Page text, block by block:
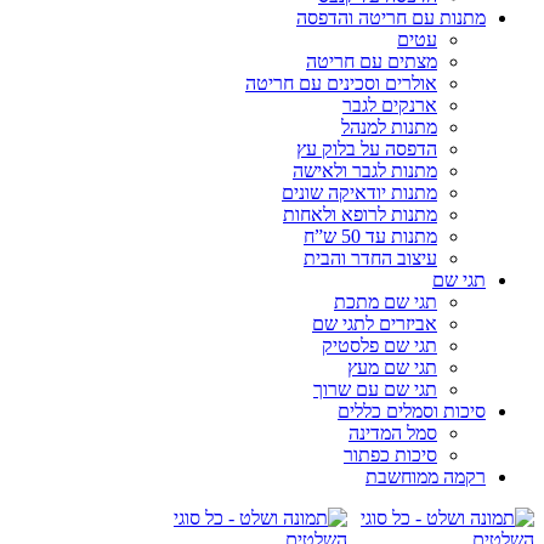
מתנות עם חריטה והדפסה
עטים
מצתים עם חריטה
אולרים וסכינים עם חריטה
ארנקים לגבר
מתנות למנהל
הדפסה על בלוק עץ
מתנות לגבר ולאישה
מתנות יודאיקה שונים
מתנות לרופא ולאחות
מתנות עד 50 ש”ח
עיצוב החדר והבית
תגי שם
תגי שם מתכת
אביזרים לתגי שם
תגי שם פלסטיק
תגי שם מעץ
תגי שם עם שרוך
סיכות וסמלים כללים
סמל המדינה
סיכות כפתור
רקמה ממוחשבת